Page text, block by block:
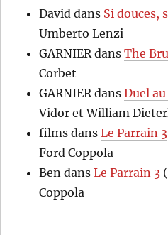
David dans Si douces,
Umberto Lenzi
GARNIERdansThe
Corbet
GARNIERdansDuel
Vidor et William
films dansLe Parrain 3
Ford Coppola
Ben dansLe Parrain 3
Coppola